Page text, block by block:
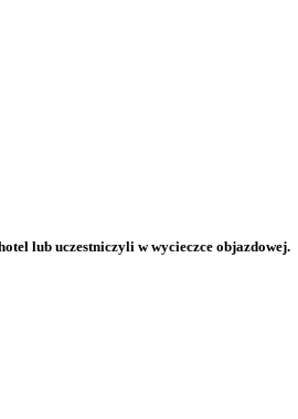
lub uczestniczyli w wycieczce objazdowej.